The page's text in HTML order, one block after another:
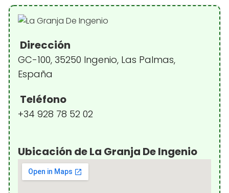
Dirección
GC-100, 35250 Ingenio, Las Palmas,
España
Teléfono
+34 928 78 52 02
Ubicación de La Granja De Ingenio